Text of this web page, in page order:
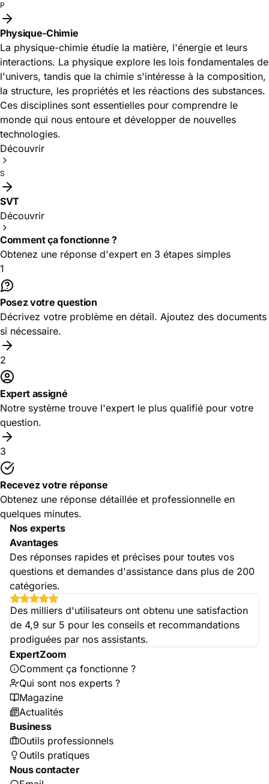
P
Physique-Chimie
La physique-chimie étudie la matière, l'énergie et leurs
interactions. La physique explore les lois fondamentales de
l'univers, tandis que la chimie s'intéresse à la composition,
la structure, les propriétés et les réactions des substances.
Ces disciplines sont essentielles pour comprendre le
monde qui nous entoure et développer de nouvelles
technologies.
Découvrir
S
SVT
Découvrir
Comment ça fonctionne ?
Obtenez une réponse d'expert en 3 étapes simples
1
Posez votre question
Décrivez votre problème en détail. Ajoutez des documents
si nécessaire.
2
Expert assigné
Notre système trouve l'expert le plus qualifié pour votre
question.
3
Recevez votre réponse
Obtenez une réponse détaillée et professionnelle en
quelques minutes.
Nos experts
Avantages
Des réponses rapides et précises pour toutes vos
questions et demandes d'assistance dans plus de 200
catégories.
Des milliers d'utilisateurs ont obtenu une satisfaction
de 4,9 sur 5 pour les conseils et recommandations
prodiguées par nos assistants.
ExpertZoom
Comment ça fonctionne ?
Qui sont nos experts ?
Magazine
Actualités
Business
Outils professionnels
Outils pratiques
Nous contacter